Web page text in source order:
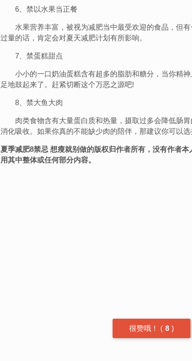
6、禁以水果当正餐
水果营养丰富，被视为减肥当中最受欢迎的食品，但有
过量的话，肯定会对夏天减肥计划有所影响。
7、禁蛋糕甜点
小小的一口奶油蛋糕含有超多的脂肪和糖分，当你精神
足地鼓起来了。赶紧切断这个万恶之源吧!
8、禁大鱼大肉
肉类食物含有大量蛋白质和热量，摄取过多会降低肠胃
消化吸收。如果你真的不能缺少肉的陪伴，那建议你可以选
夏季减肥8禁忌 想瘦就别做的版权归作者所有，没有作者
用其中整体或任何部分内容。
很赞哦！ ( 8 )